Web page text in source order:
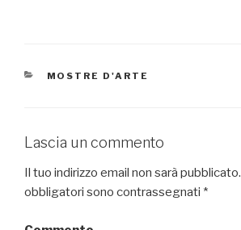
CATEGORIE
MOSTRE D'ARTE
Lascia un commento
Il tuo indirizzo email non sarà pubblicato.
obbligatori sono contrassegnati *